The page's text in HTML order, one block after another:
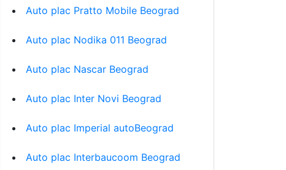
Auto plac Pratto Mobile Beograd
Auto plac Nodika 011 Beograd
Auto plac Nascar Beograd
Auto plac Inter Novi Beograd
Auto plac Imperial autoBeograd
Auto plac Interbaucoom Beograd